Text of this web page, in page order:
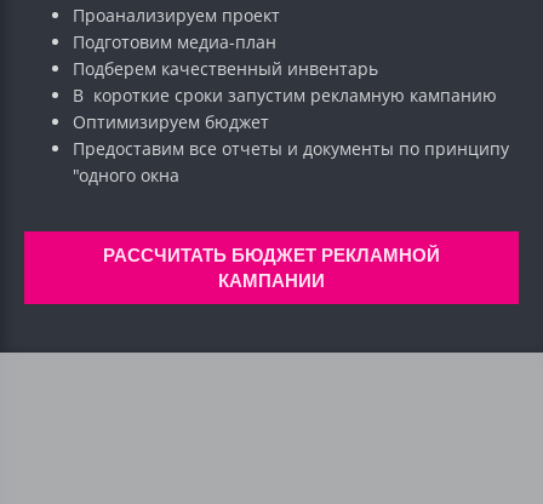
Проанализируем проект
Подготовим медиа-план
Подберем качественный инвентарь
В короткие сроки запустим рекламную кампанию
Оптимизируем бюджет
Предоставим все отчеты и документы по принципу
"одного окна
РАССЧИТАТЬ БЮДЖЕТ РЕКЛАМНОЙ
КАМПАНИИ